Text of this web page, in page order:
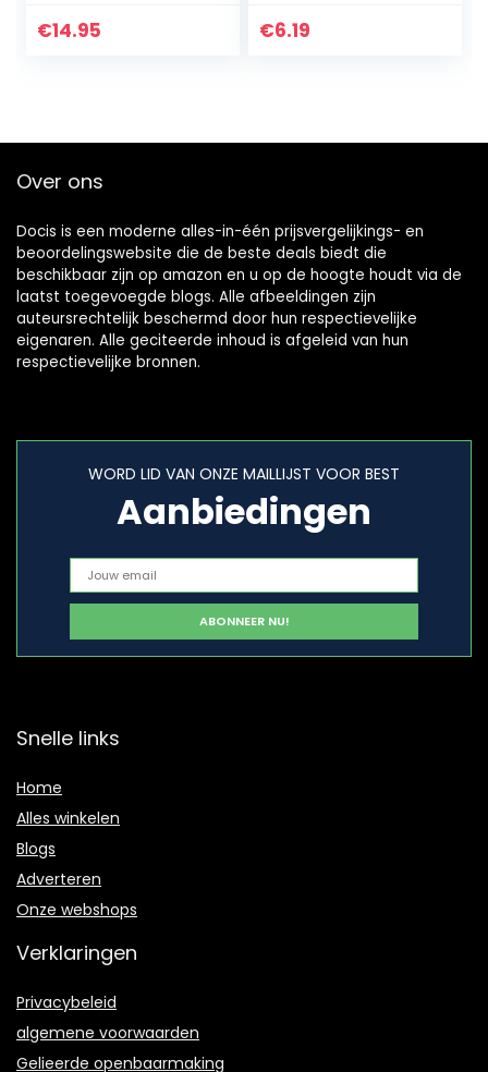
€14.95
Detection – 10
€6.19
Over ons
Docis is een moderne alles-in-één prijsvergelijkings- en
beoordelingswebsite die de beste deals biedt die
beschikbaar zijn op amazon en u op de hoogte houdt via de
laatst toegevoegde blogs. Alle afbeeldingen zijn
auteursrechtelijk beschermd door hun respectievelijke
eigenaren. Alle geciteerde inhoud is afgeleid van hun
respectievelijke bronnen.
WORD LID VAN ONZE MAILLIJST VOOR BEST
Aanbiedingen
Snelle links
Home
Alles winkelen
Blogs
Adverteren
Onze webshops
Verklaringen
Privacybeleid
algemene voorwaarden
Gelieerde openbaarmaking